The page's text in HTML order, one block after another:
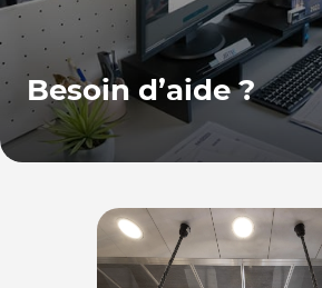
Besoin d’aide ?